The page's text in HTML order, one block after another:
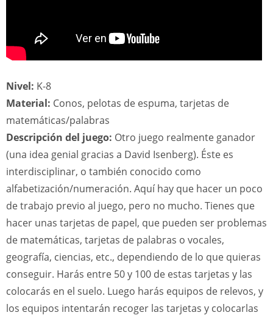
Nivel: K-8
Material: Conos, pelotas de espuma, tarjetas de
matemáticas/palabras
Descripción del juego: Otro juego realmente ganador
(una idea genial gracias a David Isenberg). Éste es
interdisciplinar, o también conocido como
alfabetización/numeración. Aquí hay que hacer un poco
de trabajo previo al juego, pero no mucho. Tienes que
hacer unas tarjetas de papel, que pueden ser problemas
de matemáticas, tarjetas de palabras o vocales,
geografía, ciencias, etc., dependiendo de lo que quieras
conseguir. Harás entre 50 y 100 de estas tarjetas y las
colocarás en el suelo. Luego harás equipos de relevos, y
los equipos intentarán recoger las tarjetas y colocarlas